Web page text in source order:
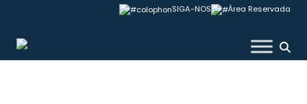
content
SIGA-NOS Área Reservada
Colégio Valsassina